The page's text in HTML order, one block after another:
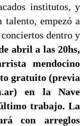
institutos, y
talento, empezó a
dentro y
abril a las 20hs,
mendocino
gratuito (previa
en la Nave
trabajo. La
con arreglos